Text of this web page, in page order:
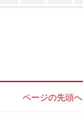
ページの先頭へ